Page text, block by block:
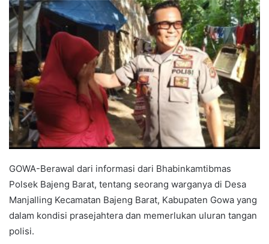
email
GOWA-Berawal dari informasi dari Bhabinkamtibmas
Polsek Bajeng Barat, tentang seorang warganya di Desa
Manjalling Kecamatan Bajeng Barat, Kabupaten Gowa yang
dalam kondisi prasejahtera dan memerlukan uluran tangan
polisi.